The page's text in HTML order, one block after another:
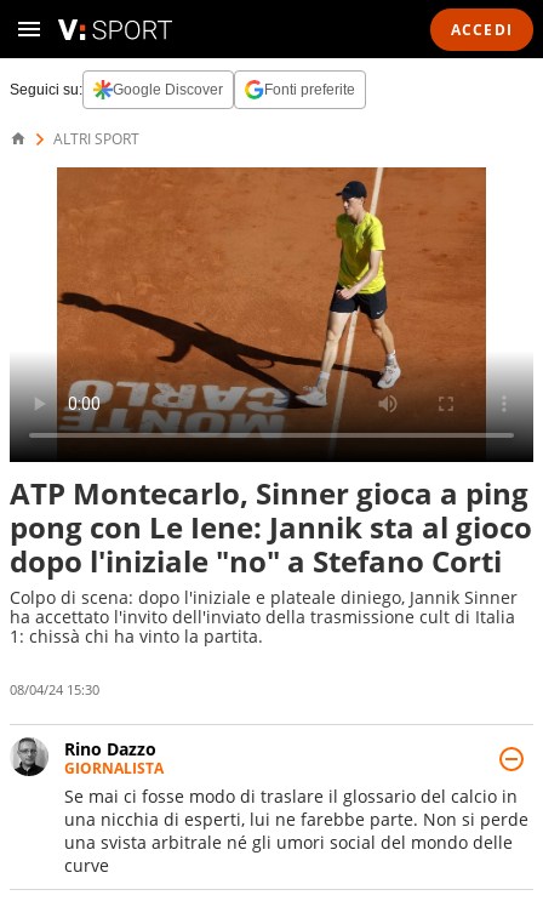
ACCEDI
Seguici su: Google Discover Fonti preferite
ALTRI SPORT
ATP Montecarlo, Sinner gioca a ping
pong con Le Iene: Jannik sta al gioco
dopo l'iniziale "no" a Stefano Corti
Colpo di scena: dopo l'iniziale e plateale diniego, Jannik Sinner
ha accettato l'invito dell'inviato della trasmissione cult di Italia
1: chissà chi ha vinto la partita.
08/04/24 15:30
Rino Dazzo
GIORNALISTA
Se mai ci fosse modo di traslare il glossario del calcio in
una nicchia di esperti, lui ne farebbe parte. Non si perde
una svista arbitrale né gli umori social del mondo delle
curve